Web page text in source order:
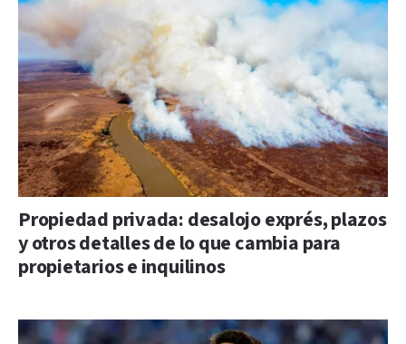
Propiedad privada: desalojo exprés, plazos
y otros detalles de lo que cambia para
propietarios e inquilinos